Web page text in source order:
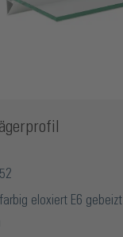
eloxiert E6 gebeizt